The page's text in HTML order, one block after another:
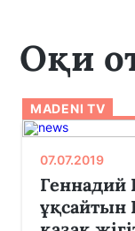
Оқи
MADENI TV
07.07.2019
Геннадий
ұқсайтын